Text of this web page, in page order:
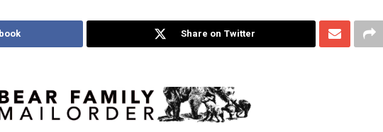
Share on Twitter